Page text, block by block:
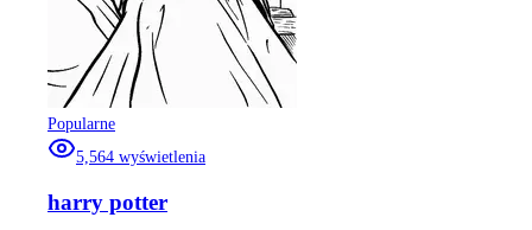
Popularne
5,564 wyświetlenia
harry potter